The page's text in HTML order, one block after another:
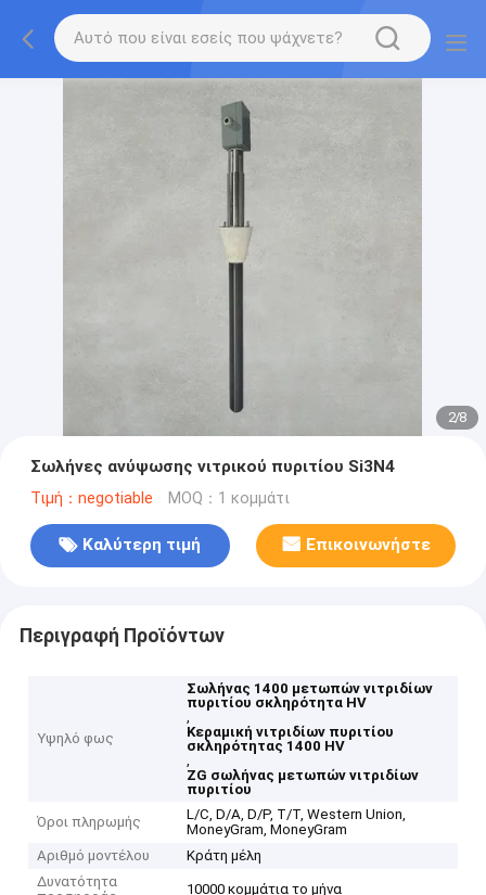
2/8
Σωλήνες ανύψωσης νιτρικού πυριτίου Si3N4
Τιμή：negotiable MOQ：1 κομμάτι
Καλύτερη τιμή Επικοινωνήστε
Περιγραφή Προϊόντων
Υψηλό φως
Σωλήνας 1400 μετωπών νιτριδίων
πυριτίου σκληρότητα HV
,
Κεραμική νιτριδίων πυριτίου
σκληρότητας 1400 HV
,
ZG σωλήνας μετωπών νιτριδίων
πυριτίου
Όροι πληρωμής
L/C, D/A, D/P, T/T, Western Union,
MoneyGram, MoneyGram
Αριθμό μοντέλου
Κράτη μέλη
Δυνατότητα
10000 κομμάτια το μήνα